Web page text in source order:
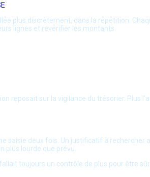
plus discrètement, dans la répétition.
lignes et revérifier les montants.
reposait sur la vigilance du trésorier. Plus
saisie deux fois. Un justificatif à
plus lourde que prévu.
toujours un contrôle de plus pour être